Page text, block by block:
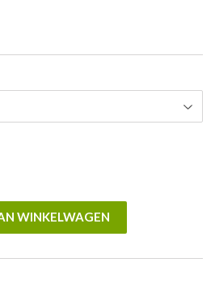
WINKELWAGEN